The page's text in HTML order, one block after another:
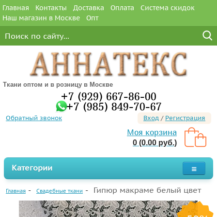
Главная Контакты Доставка Оплата
Система скидок
Наш магазин в Москве
Опт
Ткани оптом и в розницу в Москве
+7 (929) 667-86-00
+7 (985) 849-70-67
Обратный звонок Вход / Регистрация
Моя корзина
0 (0.00 руб.)
Категории
Главная Свадебные ткани Гипюр макраме белый цвет